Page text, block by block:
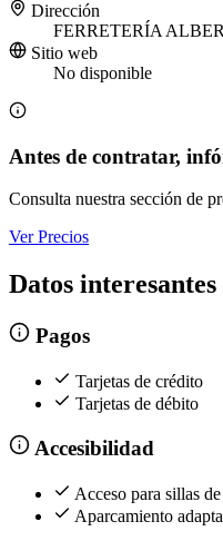
Dirección
FERRETERÍA
Sitio web
No disponible
Antes de contratar,
Consulta nuestra sección de
Ver Precios
Datos interesantes
Pagos
Tarjetas de crédito
Tarjetas de débito
Accesibilidad
Acceso para sillas
Aparcamiento